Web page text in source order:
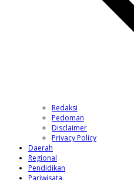
Redaksi
Pedoman
Disclaimer
Privacy Policy
Daerah
Regional
Pendidikan
Pariwisata